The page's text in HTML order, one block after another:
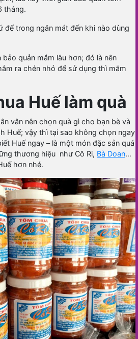
tháng.
để trong ngăn mát đến khi nào dùng
quản mắm lâu hơn; đó là nên
ra chén nhỏ để sử dụng thì mắm
Huế làm quà
vân nên chọn quà gì cho bạn bè và
Huế; vậy thì tại sao không chọn ngay
Huế ngay – là một món đặc sản quá
thương hiệu như Cô Ri, Bà Doan…
hơn nhé.